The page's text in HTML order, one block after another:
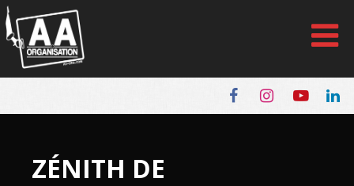
Panneau de gestion des cookies
ZÉNITH DE